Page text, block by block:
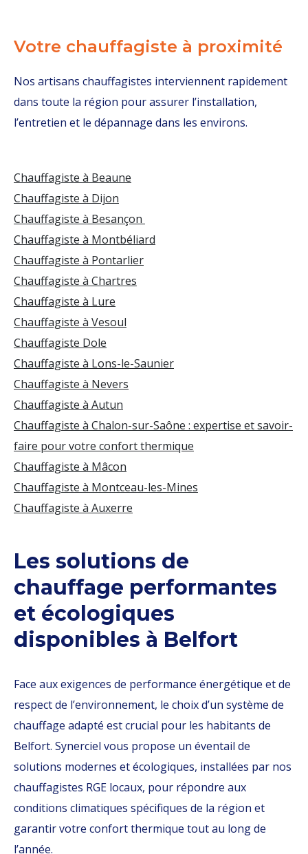
Votre chauffagiste à proximité
Nos artisans chauffagistes interviennent rapidement
dans toute la région pour assurer l’installation,
l’entretien et le dépannage dans les environs.
Chauffagiste à Beaune
Chauffagiste à Dijon
Chauffagiste à Besançon
Chauffagiste à Montbéliard
Chauffagiste à Pontarlier
Chauffagiste à Chartres
Chauffagiste à Lure
Chauffagiste à Vesoul
Chauffagiste Dole
Chauffagiste à Lons-le-Saunier
Chauffagiste à Nevers
Chauffagiste à Autun
Chauffagiste à Chalon-sur-Saône : expertise et savoir-
faire pour votre confort thermique
Chauffagiste à Mâcon
Chauffagiste à Montceau-les-Mines
Chauffagiste à Auxerre
Les solutions de
chauffage performantes
et écologiques
disponibles à Belfort
Face aux exigences de performance énergétique et de
respect de l’environnement, le choix d’un système de
chauffage adapté est crucial pour les habitants de
Belfort. Synerciel vous propose un éventail de
solutions modernes et écologiques, installées par nos
chauffagistes RGE locaux, pour répondre aux
conditions climatiques spécifiques de la région et
garantir votre confort thermique tout au long de
l’année.